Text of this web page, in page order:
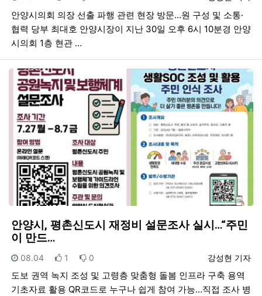
안양시의회 의장 선출 파행 관련 현장 방문…원 구성 및 소통·
협력 당부 최대호 안양시장이 지난 30일 오후 6시 10분경 안양
시의회 1층 현관 …
안양시, 평촌신도시 재정비 설문조사 실시…“주민
이 만드…
등록자
강성현 기자
등록일
08.04 추천
1 비추천
0
도보 권역 녹지 조성 및 고령층 맞춤형 돌봄 인프라 구축 용역
기초자료 활용 QR코드로 누구나 쉽게 참여 가능…직접 조사 병